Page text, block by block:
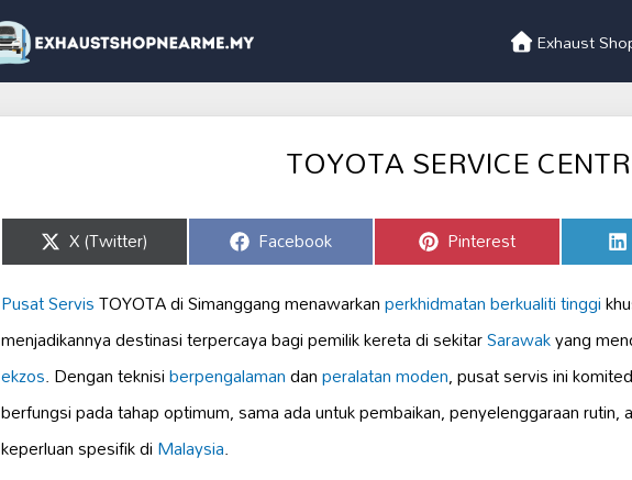
Exhaust
TOYOTA SERVICE
Share
on
X (Twitter) Share
on
Facebook Share
on
Pinterest
Pusat ServisTOYOTA di Simanggang menawarkanperkhidmatan berkualiti tinggi
menjadikannya destinasi terpercaya bagi pemilik kereta di sekitarSarawakyang
ekzos. Dengan teknisiberpengalamandanperalatan moden, pusat servis ini
berfungsi pada tahap optimum, sama ada untuk pembaikan, penyelenggaraan rutin,
keperluan spesifik diMalaysia.